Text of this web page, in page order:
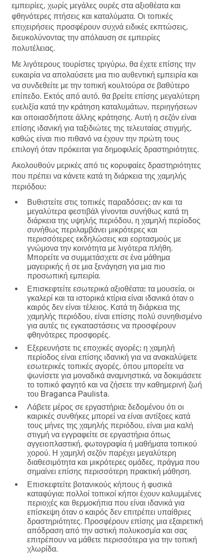
εμπειρίες, χωρίς μεγάλες ουρές στα αξιοθέατα και
φθηνότερες πτήσεις και καταλύματα. Οι τοπικές
επιχειρήσεις προσφέρουν συχνά ειδικές εκπτώσεις,
διευκολύνοντας την απόλαυση σε εμπειρίες
πολυτέλειας.
Με λιγότερους τουρίστες τριγύρω, θα έχετε επίσης την
ευκαιρία να απολαύσετε μια πιο αυθεντική εμπειρία και
να συνδεθείτε με την τοπική κουλτούρα σε βαθύτερο
επίπεδο. Εκτός από αυτό, θα βρείτε επίσης μεγαλύτερη
ευελιξία κατά την κράτηση καταλυμάτων, περιηγήσεων
και οποιασδήποτε άλλης κράτησης. Αυτή η σεζόν είναι
επίσης ιδανική για ταξιδιώτες της τελευταίας στιγμής,
καθώς είναι πιο πιθανό να έχουν την πρώτη τους
επιλογή όταν πρόκειται για δημοφιλείς δραστηριότητες.
Ακολουθούν μερικές από τις κορυφαίες δραστηριότητες
που πρέπει να κάνετε κατά τη διάρκεια της χαμηλής
περιόδου:
Βυθιστείτε στις τοπικές παραδόσεις: αν και τα
μεγαλύτερα φεστιβάλ γίνονται συνήθως κατά τη
διάρκεια της υψηλής περιόδου, η χαμηλή περίοδος
συνήθως περιλαμβάνει μικρότερες και
περισσότερες εκδηλώσεις και εορτασμούς με
γνώμονα την κοινότητα με λιγότερα πλήθη.
Μπορείτε να συμμετάσχετε σε ένα μάθημα
μαγειρικής ή σε μια ξενάγηση για μια πιο
προσωπική εμπειρία.
Επισκεφτείτε εσωτερικά αξιοθέατα: τα μουσεία, οι
γκαλερί και τα ιστορικά κτίρια είναι ιδανικά όταν ο
καιρός δεν είναι τέλειος. Κατά τη διάρκεια της
χαμηλής περιόδου, είναι επίσης πολύ συνηθισμένο
για αυτές τις εγκαταστάσεις να προσφέρουν
φθηνότερες προσφορές.
Εξερευνήστε τις εποχικές αγορές: η χαμηλή
περίοδος είναι επίσης ιδανική για να ανακαλύψετε
εσωτερικές τοπικές αγορές, όπου μπορείτε να
ψωνίσετε για μοναδικά αναμνηστικά, να δοκιμάσετε
το τοπικό φαγητό και να ζήσετε την καθημερινή ζωή
του Braganca Paulista.
Λάβετε μέρος σε εργαστήρια: δεδομένου ότι οι
καιρικές συνθήκες μπορεί να είναι αντίξοες κατά
τους μήνες της χαμηλής περιόδου, είναι μια καλή
στιγμή να εγγραφείτε σε εργαστήρια όπως
αγγειοπλαστική, φωτογραφία ή μαθήματα τοπικού
χορού. Η χαμηλή σεζόν παρέχει μεγαλύτερη
διαθεσιμότητα και μικρότερες ομάδες, πράγμα που
σημαίνει επίσης περισσότερη πρακτική μάθηση.
Επισκεφτείτε βοτανικούς κήπους ή φυσικά
καταφύγια: πολλοί τοπικοί κήποι έχουν καλυμμένες
περιοχές και θερμοκήπια που είναι ιδανικά για
επίσκεψη όταν ο καιρός δεν επιτρέπει υπαίθριες
δραστηριότητες. Προσφέρουν επίσης μια εξαιρετική
απόδραση από την αστική πολυκοσμία και σας
επιτρέπουν να μάθετε περισσότερα για την τοπική
χλωρίδα.